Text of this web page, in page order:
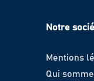
Notre
Mentions
Qui